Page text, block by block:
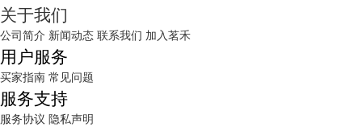
关于我们
公司简介 新闻动态 联系我们 加入茗禾
用户服务
买家指南 常见问题
服务支持
服务协议 隐私声明